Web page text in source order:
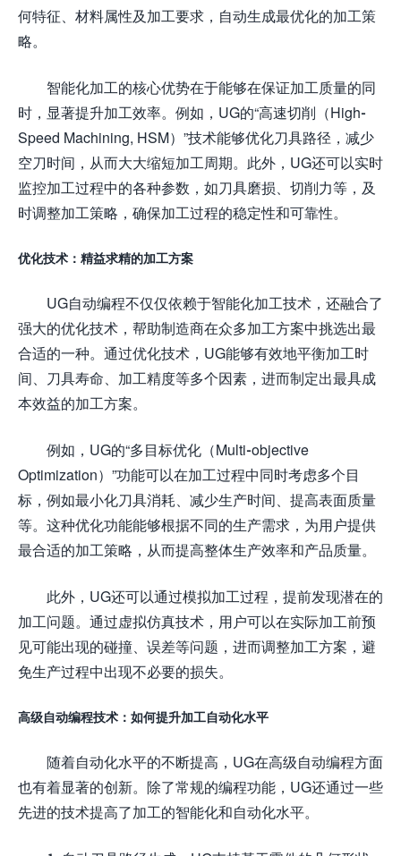
何特征、材料属性及加工要求，自动生成最优化的加工策
略。
智能化加工的核心优势在于能够在保证加工质量的同
时，显著提升加工效率。例如，UG的“高速切削（High-
Speed Machining, HSM）”技术能够优化刀具路径，减少
空刀时间，从而大大缩短加工周期。此外，UG还可以实时
监控加工过程中的各种参数，如刀具磨损、切削力等，及
时调整加工策略，确保加工过程的稳定性和可靠性。
优化技术：精益求精的加工方案
UG自动编程不仅仅依赖于智能化加工技术，还融合了
强大的优化技术，帮助制造商在众多加工方案中挑选出最
合适的一种。通过优化技术，UG能够有效地平衡加工时
间、刀具寿命、加工精度等多个因素，进而制定出最具成
本效益的加工方案。
例如，UG的“多目标优化（Multi-objective
Optimization）”功能可以在加工过程中同时考虑多个目
标，例如最小化刀具消耗、减少生产时间、提高表面质量
等。这种优化功能能够根据不同的生产需求，为用户提供
最合适的加工策略，从而提高整体生产效率和产品质量。
此外，UG还可以通过模拟加工过程，提前发现潜在的
加工问题。通过虚拟仿真技术，用户可以在实际加工前预
见可能出现的碰撞、误差等问题，进而调整加工方案，避
免生产过程中出现不必要的损失。
高级自动编程技术：如何提升加工自动化水平
随着自动化水平的不断提高，UG在高级自动编程方面
也有着显著的创新。除了常规的编程功能，UG还通过一些
先进的技术提高了加工的智能化和自动化水平。